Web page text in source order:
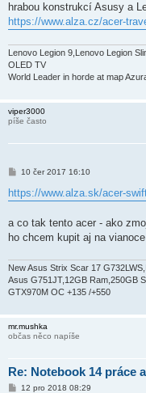
p
ě
v
k
hrabou konstrukcí Asusy a
https://www.alza.cz/acer-
Lenovo Legion 9,Lenovo Legion
OLED TV
World Leader in horde at map
viper3000
píše často
P
í
s
ě
e
10 čer 2017 16:10
https://www.alza.sk/acer-
a co tak tento acer - ako
ho chcem kupit aj na
New Asus Strix Scar 17
Asus G751JT,12GB Ram,250GB
GTX970M OC +135 /+550
mr.mushka
občas něco napíše
Re: Notebook 14 práce
P12 pro 2018 08:29